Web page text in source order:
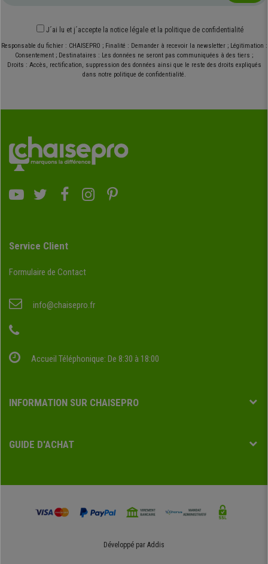
J´ai lu et j´accepte la notice légale et la politique de confidentialité
Responsable du fichier : CHAISEPRO ; Finalité : Demander à recevoir la newsletter ; Légitimation :
Consentement ; Destinataires : Les données ne seront pas communiquées à des tiers ;
Droits : Accès, rectification, suppression des données ainsi que le reste des droits expliqués
dans notre politique de confidentialité.
Service Client
Formulaire de Contact
info@chaisepro.fr
Accueil Téléphonique: De 8:30 à 18:00
INFORMATION SUR CHAISEPRO
GUIDE D'ACHAT
Développé par Addis